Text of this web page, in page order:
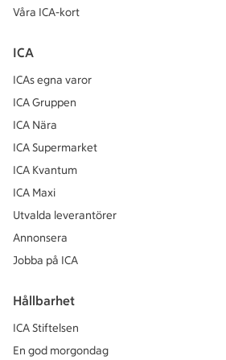
Våra ICA-kort
ICA
ICAs egna varor
ICA Gruppen
ICA Nära
ICA Supermarket
ICA Kvantum
ICA Maxi
Utvalda leverantörer
Annonsera
Jobba på ICA
Hållbarhet
ICA Stiftelsen
En god morgondag